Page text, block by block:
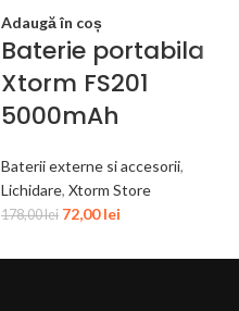
Adaugă în coș
Baterie portabila
Xtorm FS201
5000mAh
Baterii externe si accesorii,
Lichidare, Xtorm Store
178,00lei 72,00lei